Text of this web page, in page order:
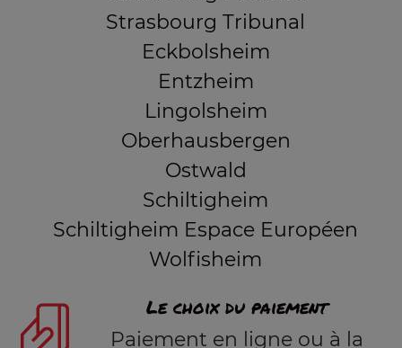
Strasbourg Tribunal
Eckbolsheim
Entzheim
Lingolsheim
Oberhausbergen
Ostwald
Schiltigheim
Schiltigheim Espace Européen
Wolfisheim
Le choix du paiement
Paiement en ligne ou à la